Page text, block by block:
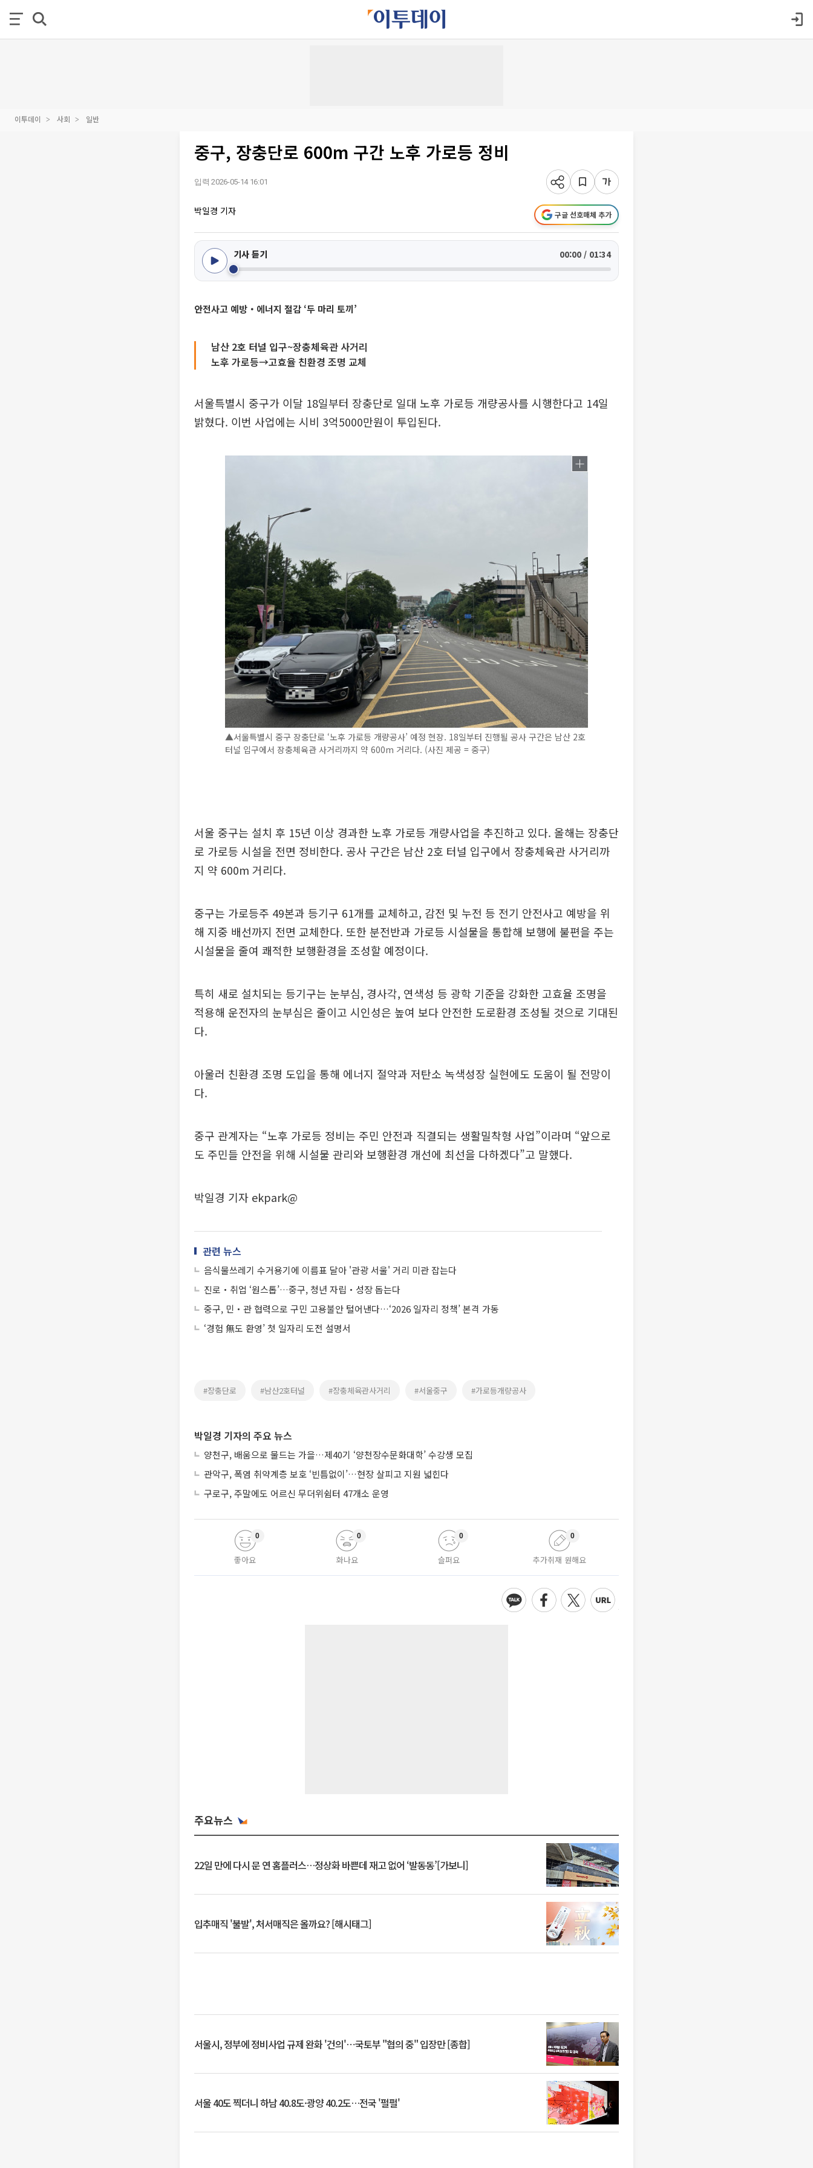
이투데이 사회 일반
중구, 장충단로 600m 구간 노후 가로등 정비
입력 2026-05-14 16:01
박일경 기자 구글 선호매체 추가
기사 듣기 00:00 / 01:34
안전사고 예방‧에너지 절감 ‘두 마리 토끼’
남산 2호 터널 입구~장충체육관 사거리
노후 가로등→고효율 친환경 조명 교체
서울특별시 중구가 이달 18일부터 장충단로 일대 노후 가로등 개량공사를 시행한다고 14일
밝혔다. 이번 사업에는 시비 3억5000만원이 투입된다.
▲서울특별시 중구 장충단로 ‘노후 가로등 개량공사’ 예정 현장. 18일부터 진행될 공사 구간은 남산 2호
터널 입구에서 장충체육관 사거리까지 약 600m 거리다. (사진 제공 = 중구)
서울 중구는 설치 후 15년 이상 경과한 노후 가로등 개량사업을 추진하고 있다. 올해는 장충단
로 가로등 시설을 전면 정비한다. 공사 구간은 남산 2호 터널 입구에서 장충체육관 사거리까
지 약 600m 거리다.
중구는 가로등주 49본과 등기구 61개를 교체하고, 감전 및 누전 등 전기 안전사고 예방을 위
해 지중 배선까지 전면 교체한다. 또한 분전반과 가로등 시설물을 통합해 보행에 불편을 주는
시설물을 줄여 쾌적한 보행환경을 조성할 예정이다.
특히 새로 설치되는 등기구는 눈부심, 경사각, 연색성 등 광학 기준을 강화한 고효율 조명을
적용해 운전자의 눈부심은 줄이고 시인성은 높여 보다 안전한 도로환경 조성될 것으로 기대된
다.
아울러 친환경 조명 도입을 통해 에너지 절약과 저탄소 녹색성장 실현에도 도움이 될 전망이
다.
중구 관계자는 “노후 가로등 정비는 주민 안전과 직결되는 생활밀착형 사업”이라며 “앞으로
도 주민들 안전을 위해 시설물 관리와 보행환경 개선에 최선을 다하겠다”고 말했다.
박일경 기자 ekpark@
관련 뉴스
음식물쓰레기 수거용기에 이름표 달아 '관광 서울' 거리 미관 잡는다
진로‧취업 ‘원스톱’…중구, 청년 자립‧성장 돕는다
중구, 민‧관 협력으로 구민 고용불안 털어낸다…‘2026 일자리 정책’ 본격 가동
‘경험 無도 환영’ 첫 일자리 도전 설명서
#장충단로 #남산2호터널 #장충체육관사거리 #서울중구 #가로등개량공사
박일경 기자의 주요 뉴스
양천구, 배움으로 물드는 가을…제40기 ‘양천장수문화대학’ 수강생 모집
관악구, 폭염 취약계층 보호 ‘빈틈없이’…현장 살피고 지원 넓힌다
구로구, 주말에도 어르신 무더위쉼터 47개소 운영
좋아요
0
화나요
0
슬퍼요
0
추가취재 원해요
0
주요뉴스
22일 만에 다시 문 연 홈플러스…정상화 바쁜데 재고 없어 ‘발동동’[가보니]
입추매직 '불발', 처서매직은 올까요? [해시태그]
서울시, 정부에 정비사업 규제 완화 '건의'⋯국토부 "협의 중" 입장만 [종합]
서울 40도 찍더니 하남 40.8도·광양 40.2도…전국 '펄펄'